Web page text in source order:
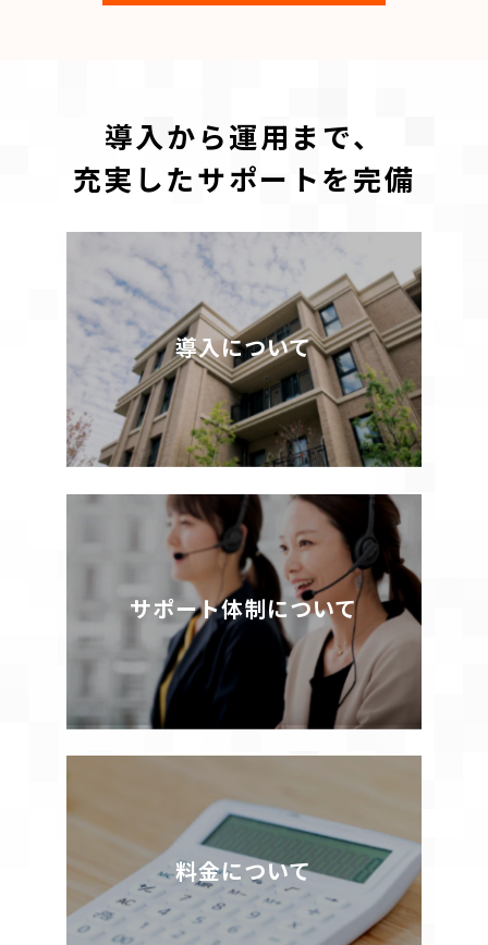
導入から運用まで、
充実したサポートを完備
導入について
サポート体制について
料金について